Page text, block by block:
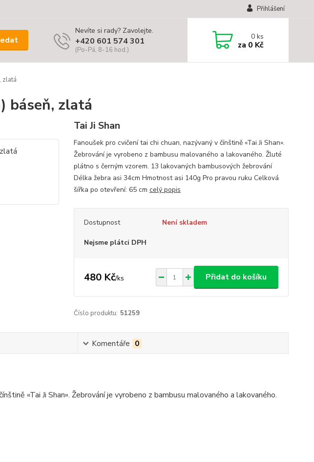
Přihlášení
Nevíte si rady? Zavolejte.
+420 601 574 301
(Po-Pá, 8-16 hod.)
0ks
za 0 Kč
zlatá
báseň, zlatá
Tai Ji Shan
Fanoušek pro cvičení tai chi chuan, nazývaný v čínštině «Tai Ji Shan».
Žebrování je vyrobeno z bambusu malovaného a lakovaného. Žluté
plátno s černým vzorem. 13 lakovaných bambusových žebrování
Délka žebra asi 34cm Hmotnost asi 140g Pro pravou ruku Celková
šířka po otevření: 65 cm celý popis
Dostupnost Není skladem
Nejsme plátci DPH
480 Kč/ks Přidat do košíku
Číslo produktu: 51259
Komentáře 0
«Tai Ji Shan». Žebrování je vyrobeno z bambusu malovaného a lakovaného.